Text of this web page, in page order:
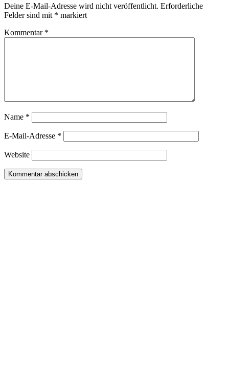
Deine E-Mail-Adresse wird nicht veröffentlicht. Erforderliche
Felder sind mit * markiert
Kommentar *
Name *
E-Mail-Adresse *
Website